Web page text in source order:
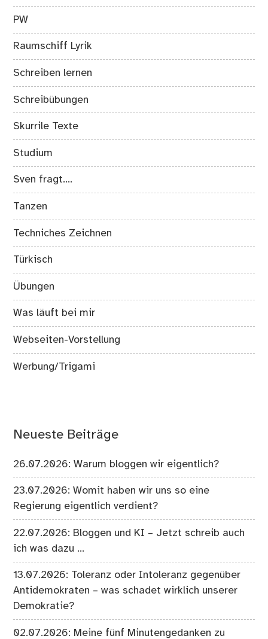
PW
Raumschiff Lyrik
Schreiben lernen
Schreibübungen
Skurrile Texte
Studium
Sven fragt….
Tanzen
Techniches Zeichnen
Türkisch
Übungen
Was läuft bei mir
Webseiten-Vorstellung
Werbung/Trigami
Neueste Beiträge
26.07.2026: Warum bloggen wir eigentlich?
23.07.2026: Womit haben wir uns so eine
Regierung eigentlich verdient?
22.07.2026: Bloggen und KI – Jetzt schreib auch
ich was dazu …
13.07.2026: Toleranz oder Intoleranz gegenüber
Antidemokraten – was schadet wirklich unserer
Demokratie?
02.07.2026: Meine fünf Minutengedanken zu